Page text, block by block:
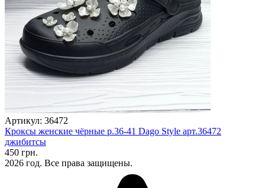
Артикул: 36472
Кроксы женские чёрные р.36-41 Dago Style арт.36472
джибитсы
450 грн.
2026 год. Все права защищены.